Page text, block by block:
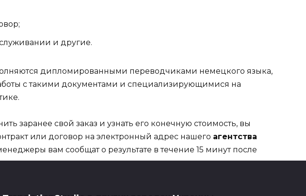
и другие.
дипломированными переводчиками немецкого языка,
с такими документами и специализирующимися на
заранее свой заказ и узнать его конечную стоимость, вы
или договор на электронный адрес нашего агентства
вам сообщат о результате в течение 15 минут после